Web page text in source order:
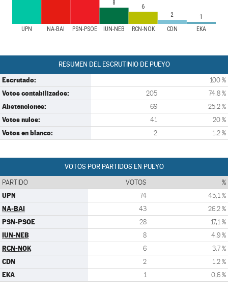
UPN NA-BAI PSN-PSOE IUN-NEB RCN-NOK CDN EKA
8
6
2
1
RESUMEN DEL ESCRUTINIO DE PUEYO
Escrutado: 100 %
Votos contabilizados: 205 74,8 %
Abstenciones: 69 25,2 %
Votos nulos: 41 20 %
Votos en blanco: 2 1,2 %
VOTOS POR PARTIDOS EN PUEYO
PARTIDO VOTOS %
UPN 74 45,1 %
NA-BAI 43 26,2 %
PSN-PSOE 28 17,1 %
IUN-NEB 8 4,9 %
RCN-NOK 6 3,7 %
CDN 2 1,2 %
EKA 1 0,6 %